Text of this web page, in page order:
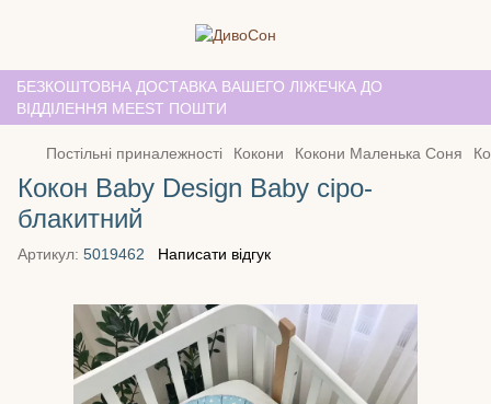
БЕЗКОШТОВНА ДОСТАВКА ВАШЕГО ЛІЖЕЧКА ДО
ВІДДІЛЕННЯ MEEST ПОШТИ
Постільні приналежності Кокони Кокони Маленька Соня
Кокон Baby Design Baby сіро-
блакитний
Артикул: 5019462 Написати відгук